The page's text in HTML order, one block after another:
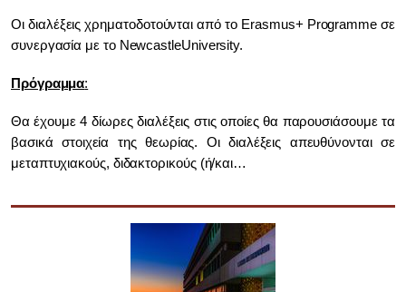
Οι διαλέξεις χρηματοδοτούνται από το Erasmus+ Programme σε
συνεργασία με το NewcastleUniversity.
Πρόγραμμα:
Θα έχουμε 4 δίωρες διαλέξεις στις οποίες θα παρουσιάσουμε τα
βασικά στοιχεία της θεωρίας. Οι διαλέξεις απευθύνονται σε
μεταπτυχιακούς, διδακτορικούς (ή/και…